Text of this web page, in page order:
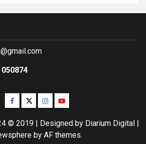
Facebook
TwitterInstagram
Youtube
© 2019 | Designed by Diarium Digital |
by AF themes.